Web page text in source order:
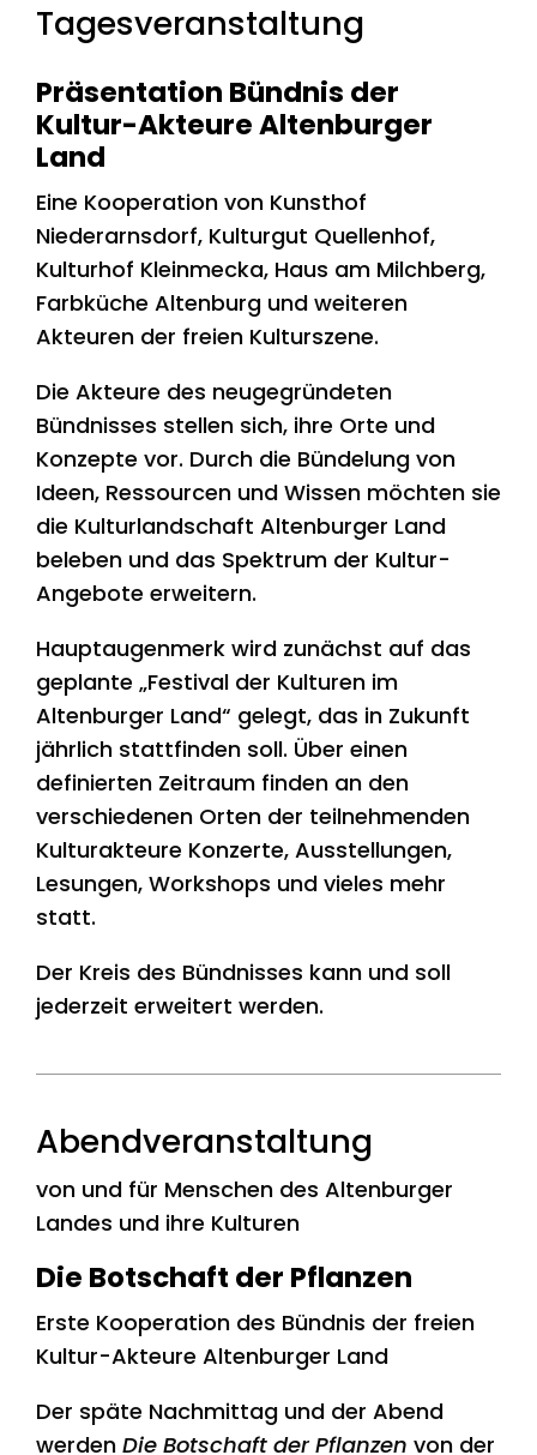
Tagesveranstaltung
Präsentation Bündnis der
Kultur-Akteure Altenburger
Land
Eine Kooperation von Kunsthof
Niederarnsdorf, Kulturgut Quellenhof,
Kulturhof Kleinmecka, Haus am Milchberg,
Farbküche Altenburg und weiteren
Akteuren der freien Kulturszene.
Die Akteure des neugegründeten
Bündnisses stellen sich, ihre Orte und
Konzepte vor. Durch die Bündelung von
Ideen, Ressourcen und Wissen möchten sie
die Kulturlandschaft Altenburger Land
beleben und das Spektrum der Kultur-
Angebote erweitern.
Hauptaugenmerk wird zunächst auf das
geplante „Festival der Kulturen im
Altenburger Land“ gelegt, das in Zukunft
jährlich stattfinden soll. Über einen
definierten Zeitraum finden an den
verschiedenen Orten der teilnehmenden
Kulturakteure Konzerte, Ausstellungen,
Lesungen, Workshops und vieles mehr
statt.
Der Kreis des Bündnisses kann und soll
jederzeit erweitert werden.
Abendveranstaltung
von und für Menschen des Altenburger
Landes und ihre Kulturen
Die Botschaft der Pflanzen
Erste Kooperation des Bündnis der freien
Kultur-Akteure Altenburger Land
Der späte Nachmittag und der Abend
werden Die Botschaft der Pflanzen von der